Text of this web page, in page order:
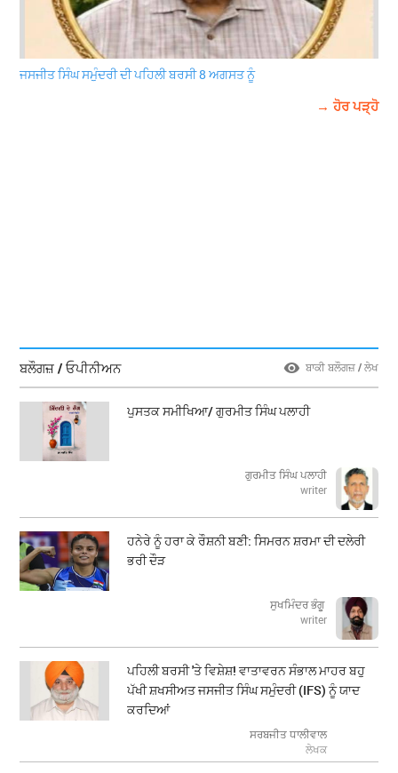
ਜਸਜੀਤ ਸਿੰਘ ਸਮੁੰਦਰੀ ਦੀ ਪਹਿਲੀ ਬਰਸੀ 8 ਅਗਸਤ ਨੂੰ
→ ਹੋਰ ਪੜ੍ਹੋ
ਬਲੌਗਜ਼ / ਓਪੀਨੀਅਨ ਬਾਕੀ ਬਲੌਗਜ਼ / ਲੇਖ
ਪੁਸਤਕ ਸਮੀਖਿਆ/ ਗੁਰਮੀਤ ਸਿੰਘ ਪਲਾਹੀ
ਗੁਰਮੀਤ ਸਿੰਘ ਪਲਾਹੀ
writer
ਹਨੇਰੇ ਨੂੰ ਹਰਾ ਕੇ ਰੌਸ਼ਨੀ ਬਣੀ: ਸਿਮਰਨ ਸ਼ਰਮਾ ਦੀ ਦਲੇਰੀ
ਭਰੀ ਦੌੜ
ਸੁਖਮਿੰਦਰ ਭੰਗੂ
writer
ਪਹਿਲੀ ਬਰਸੀ 'ਤੇ ਵਿਸ਼ੇਸ਼! ਵਾਤਾਵਰਨ ਸੰਭਾਲ ਮਾਹਰ ਬਹੁ
ਪੱਖੀ ਸ਼ਖਸੀਅਤ ਜਸਜੀਤ ਸਿੰਘ ਸਮੁੰਦਰੀ (IFS) ਨੂੰ ਯਾਦ
ਕਰਦਿਆਂ
ਸਰਬਜੀਤ ਧਾਲੀਵਾਲ
ਲੇਖਕ